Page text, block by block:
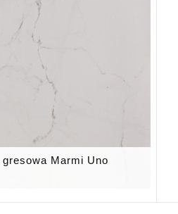
gresowa Marmi Uno